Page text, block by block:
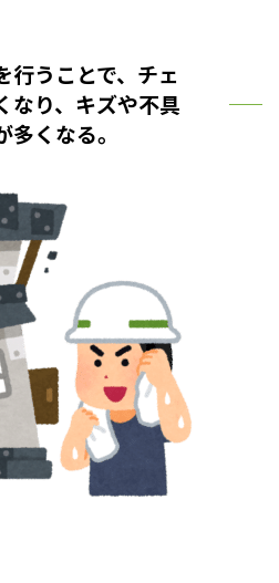
行うことで、チェ
なり、キズや不具
くなる。